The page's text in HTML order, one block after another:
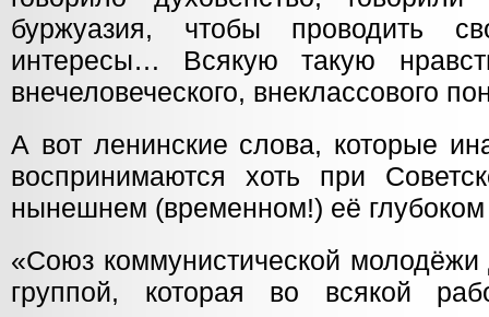
буржуазия, чтобы проводить
интересы… Всякую такую
внечеловеческого, внеклассового
А вот ленинские слова, которые
воспринимаются хоть при
нынешнем (временном!) её глубоком
«Союз коммунистической
группой, которая во всякой